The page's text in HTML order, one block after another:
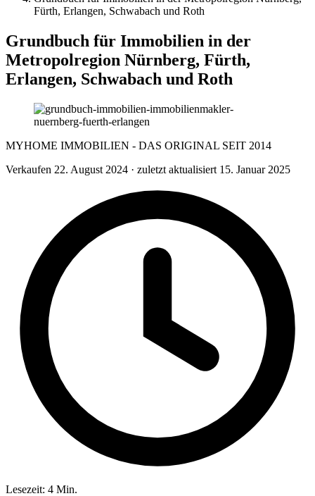
Fürth, Erlangen, Schwabach und Roth
Grundbuch für Immobilien in der
Metropolregion Nürnberg, Fürth,
Erlangen, Schwabach und Roth
MYHOME IMMOBILIEN - DAS ORIGINAL SEIT 2014
Verkaufen 22. August 2024 · zuletzt aktualisiert 15. Januar 2025
Lesezeit: 4 Min.